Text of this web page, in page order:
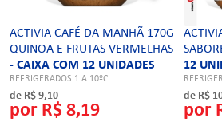
ACTIVIA CAFÉ DA MANHÃ 170G
QUINOA E FRUTAS VERMELHAS
- CAIXA COM 12 UNIDADES
REFRIGERADOS 1 A 10ºC
de R$ 9,10
por R$ 8,19
12
de R$
por